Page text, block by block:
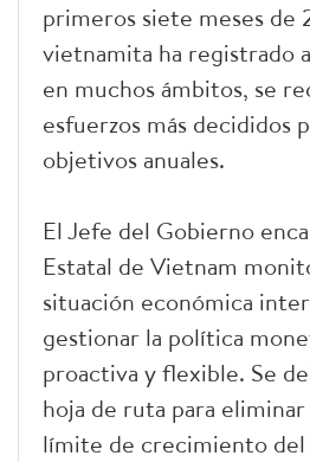
primeros siete meses de
vietnamita ha registrado
en muchos ámbitos, se
esfuerzos más decididos
objetivos anuales.
El Jefe del Gobierno
Estatal de Vietnam
situación económica
gestionar la política
proactiva y flexible. Se
hoja de ruta para
límite de crecimiento